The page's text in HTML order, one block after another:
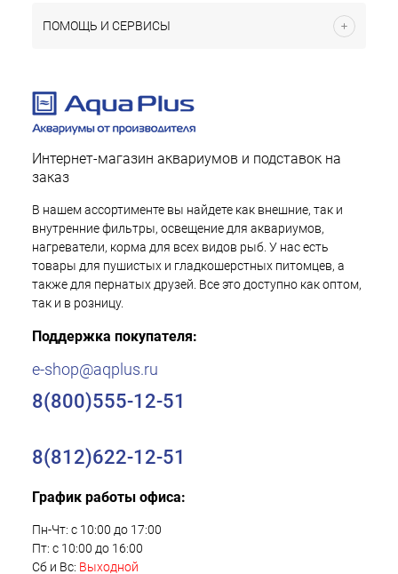
ПОМОЩЬ И СЕРВИСЫ
Интернет-магазин аквариумов и подставок на
заказ
В нашем ассортименте вы найдете как внешние, так и
внутренние фильтры, освещение для аквариумов,
нагреватели, корма для всех видов рыб. У нас есть
товары для пушистых и гладкошерстных питомцев, а
также для пернатых друзей. Все это доступно как оптом,
так и в розницу.
Поддержка покупателя:
e-shop@aqplus.ru
8(800)555-12-51
8(812)622-12-51
График работы офиса:
Пн-Чт: с 10:00 до 17:00
Пт: с 10:00 до 16:00
Сб и Вс: Выходной